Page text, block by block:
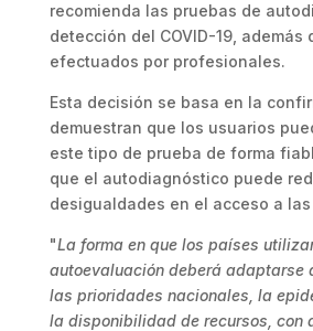
recomienda las pruebas de
detección del COVID-19, además
efectuados por profesionales.
Esta decisión se basa en la
demuestran que los usuarios
este tipo de prueba de forma
que el autodiagnóstico puede
desigualdades en el acceso a
"La forma en que los países
autoevaluación deberá adaptarse
las prioridades nacionales, la
la disponibilidad de recursos, con